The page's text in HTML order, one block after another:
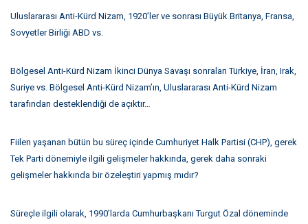
Uluslararası Anti-Kürd Nizam, 1920’ler ve sonrası Büyük Britanya, Fransa,
Sovyetler Birliği ABD vs.
Bölgesel Anti-Kürd Nizam İkinci Dünya Savaşı sonraları Türkiye, İran, Irak,
Suriye vs. Bölgesel Anti-Kürd Nizam’ın, Uluslararası Anti-Kürd Nizam
tarafından desteklendiği de açıktır…
Fiilen yaşanan bütün bu süreç içinde Cumhuriyet Halk Partisi (CHP), gerek
Tek Parti dönemiyle ilgili gelişmeler hakkında, gerek daha sonraki
gelişmeler hakkında bir özeleştiri yapmış mıdır?
Süreçle ilgili olarak, 1990’larda Cumhurbaşkanı Turgut Özal döneminde